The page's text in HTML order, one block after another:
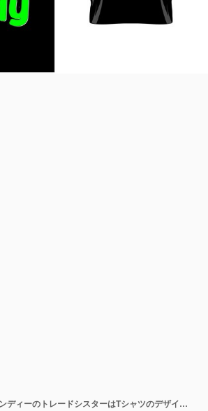
イースターキャンディーのトレードシスターはTシャツのデザインベクトルを引用します